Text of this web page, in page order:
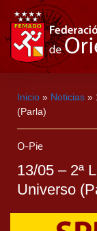
Inicio » Noticias »
(Parla)
O-Pie
13/05 – 2ª
Universo